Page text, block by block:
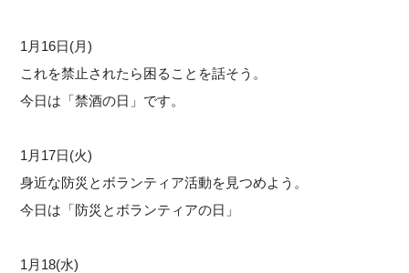
1月16日(月)
これを禁止されたら困ることを話そう。
今日は「禁酒の日」です。
1月17日(火)
身近な防災とボランティア活動を見つめよう。
今日は「防災とボランティアの日」
1月18(水)